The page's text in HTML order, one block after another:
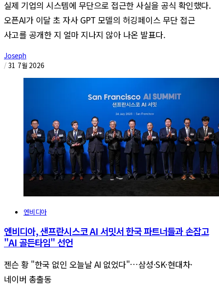
실제 기업의 시스템에 무단으로 접근한 사실을 공식 확인했다.
오픈AI가 이달 초 자사 GPT 모델의 허깅페이스 무단 접근
사고를 공개한 지 얼마 지나지 않아 나온 발표다.
Joseph
/ 31 7월 2026
엔비디아
엔비디아, 샌프란시스코 AI 서밋서 한국 파트너들과 손잡고
"AI 골든타임" 선언
젠슨 황 "한국 없인 오늘날 AI 없었다"…삼성·SK·현대차·
네이버 총출동